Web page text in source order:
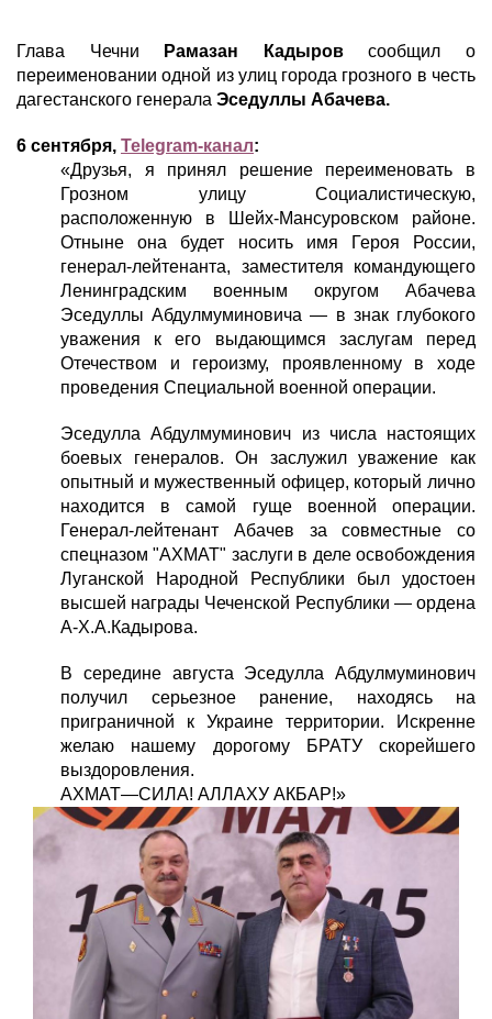
Глава Чечни Рамазан Кадыровсообщил о
переименовании одной из улиц города грозного в честь
дагестанского генерала Эседуллы Абачева.
6 сентября, Telegram-канал:
«Друзья, я принял решение переименовать в
Грозном улицу Социалистическую,
расположенную в Шейх-Мансуровском районе.
Отныне она будет носить имя Героя России,
генерал-лейтенанта, заместителя командующего
Ленинградским военным округом Абачева
Эседуллы Абдулмуминовича — в знак глубокого
уважения к его выдающимся заслугам перед
Отечеством и героизму, проявленному в ходе
проведения Специальной военной операции.
Эседулла Абдулмуминович из числа настоящих
боевых генералов. Он заслужил уважение как
опытный и мужественный офицер, который лично
находится в самой гуще военной операции.
Генерал-лейтенант Абачев за совместные со
спецназом "АХМАТ" заслуги в деле освобождения
Луганской Народной Республики был удостоен
высшей награды Чеченской Республики — ордена
А-Х.А.Кадырова.
В середине августа Эседулла Абдулмуминович
получил серьезное ранение, находясь на
приграничной к Украине территории. Искренне
желаю нашему дорогому БРАТУ скорейшего
выздоровления.
АХМАТ—СИЛА! АЛЛАХУ АКБАР!»